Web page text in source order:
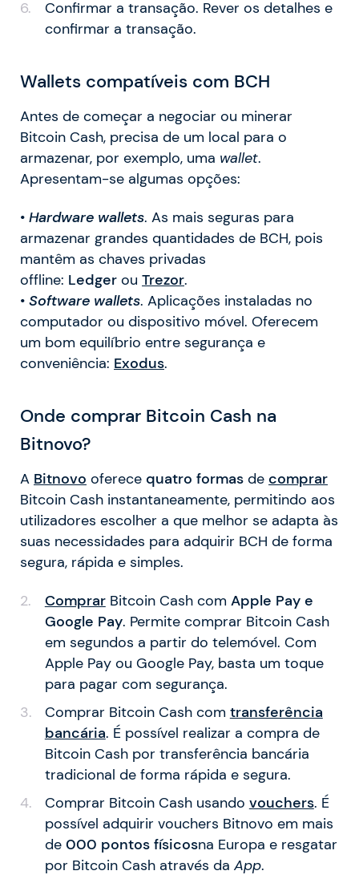
Confirmar a transação. Rever os detalhes e
confirmar a transação.
Wallets compatíveis com BCH
Antes de começar a negociar ou minerar
Bitcoin Cash, precisa de um local para o
armazenar, por exemplo, uma wallet.
Apresentam-se algumas opções:
• Hardware wallets. As mais seguras para
armazenar grandes quantidades de BCH, pois
mantêm as chaves privadas
offline: Ledger ou Trezor.
• Software wallets. Aplicações instaladas no
computador ou dispositivo móvel. Oferecem
um bom equilíbrio entre segurança e
conveniência: Exodus.
Onde comprar Bitcoin Cash na
Bitnovo?
A Bitnovo oferece quatro formas de comprar
Bitcoin Cash instantaneamente, permitindo aos
utilizadores escolher a que melhor se adapta às
suas necessidades para adquirir BCH de forma
segura, rápida e simples.
ComprarBitcoin Cash com Apple Pay e
Google Pay. Permite comprar Bitcoin Cash
em segundos a partir do telemóvel. Com
Apple Pay ou Google Pay, basta um toque
para pagar com segurança.
Comprar Bitcoin Cash com transferência
bancária. É possível realizar a compra de
Bitcoin Cash por transferência bancária
tradicional de forma rápida e segura.
Comprar Bitcoin Cash usando vouchers. É
possível adquirir vouchers Bitnovo em mais
de 000 pontos físicosna Europa e resgatar
por Bitcoin Cash através da App.